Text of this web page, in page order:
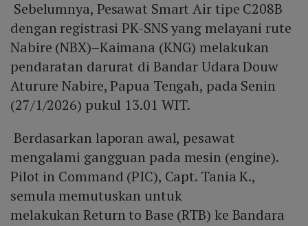
Sebelumnya, Pesawat Smart Air tipe C208B
dengan registrasi PK-SNS yang melayani rute
Nabire (NBX)–Kaimana (KNG) melakukan
pendaratan darurat di Bandar Udara Douw
Aturure Nabire, Papua Tengah, pada Senin
(27/1/2026) pukul 13.01 WIT.
Berdasarkan laporan awal, pesawat
mengalami gangguan pada mesin (engine).
Pilot in Command (PIC), Capt. Tania K.,
semula memutuskan untuk
melakukan Return to Base (RTB) ke Bandara